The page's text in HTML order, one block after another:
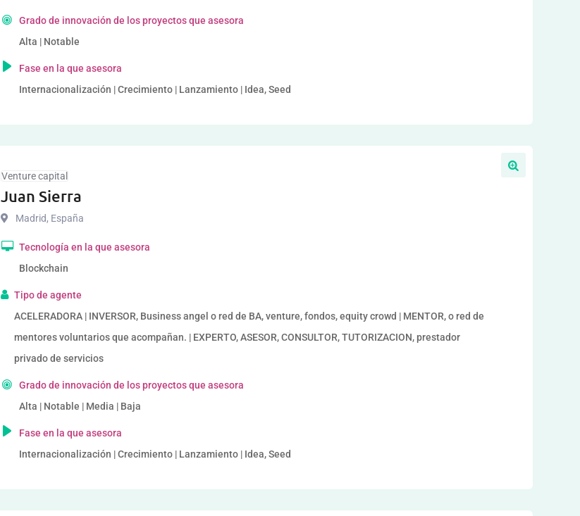
Grado de innovación de los proyectos que asesora
Alta | Notable
Fase en la que asesora
Internacionalización | Crecimiento | Lanzamiento | Idea, Seed
Venture capital
Juan Sierra
Madrid, España
Tecnología en la que asesora
Blockchain
Tipo de agente
ACELERADORA | INVERSOR, Business angel o red de BA, venture, fondos, equity crowd | MENTOR, o red de
mentores voluntarios que acompañan. | EXPERTO, ASESOR, CONSULTOR, TUTORIZACION, prestador
privado de servicios
Grado de innovación de los proyectos que asesora
Alta | Notable | Media | Baja
Fase en la que asesora
Internacionalización | Crecimiento | Lanzamiento | Idea, Seed